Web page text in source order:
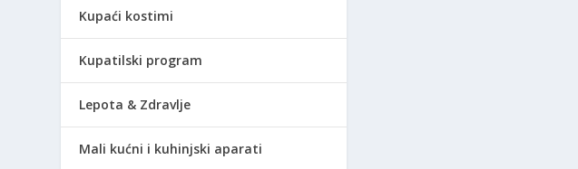
Kupaći kostimi
Kupatilski program
Lepota & Zdravlje
Mali kućni i kuhinjski aparati